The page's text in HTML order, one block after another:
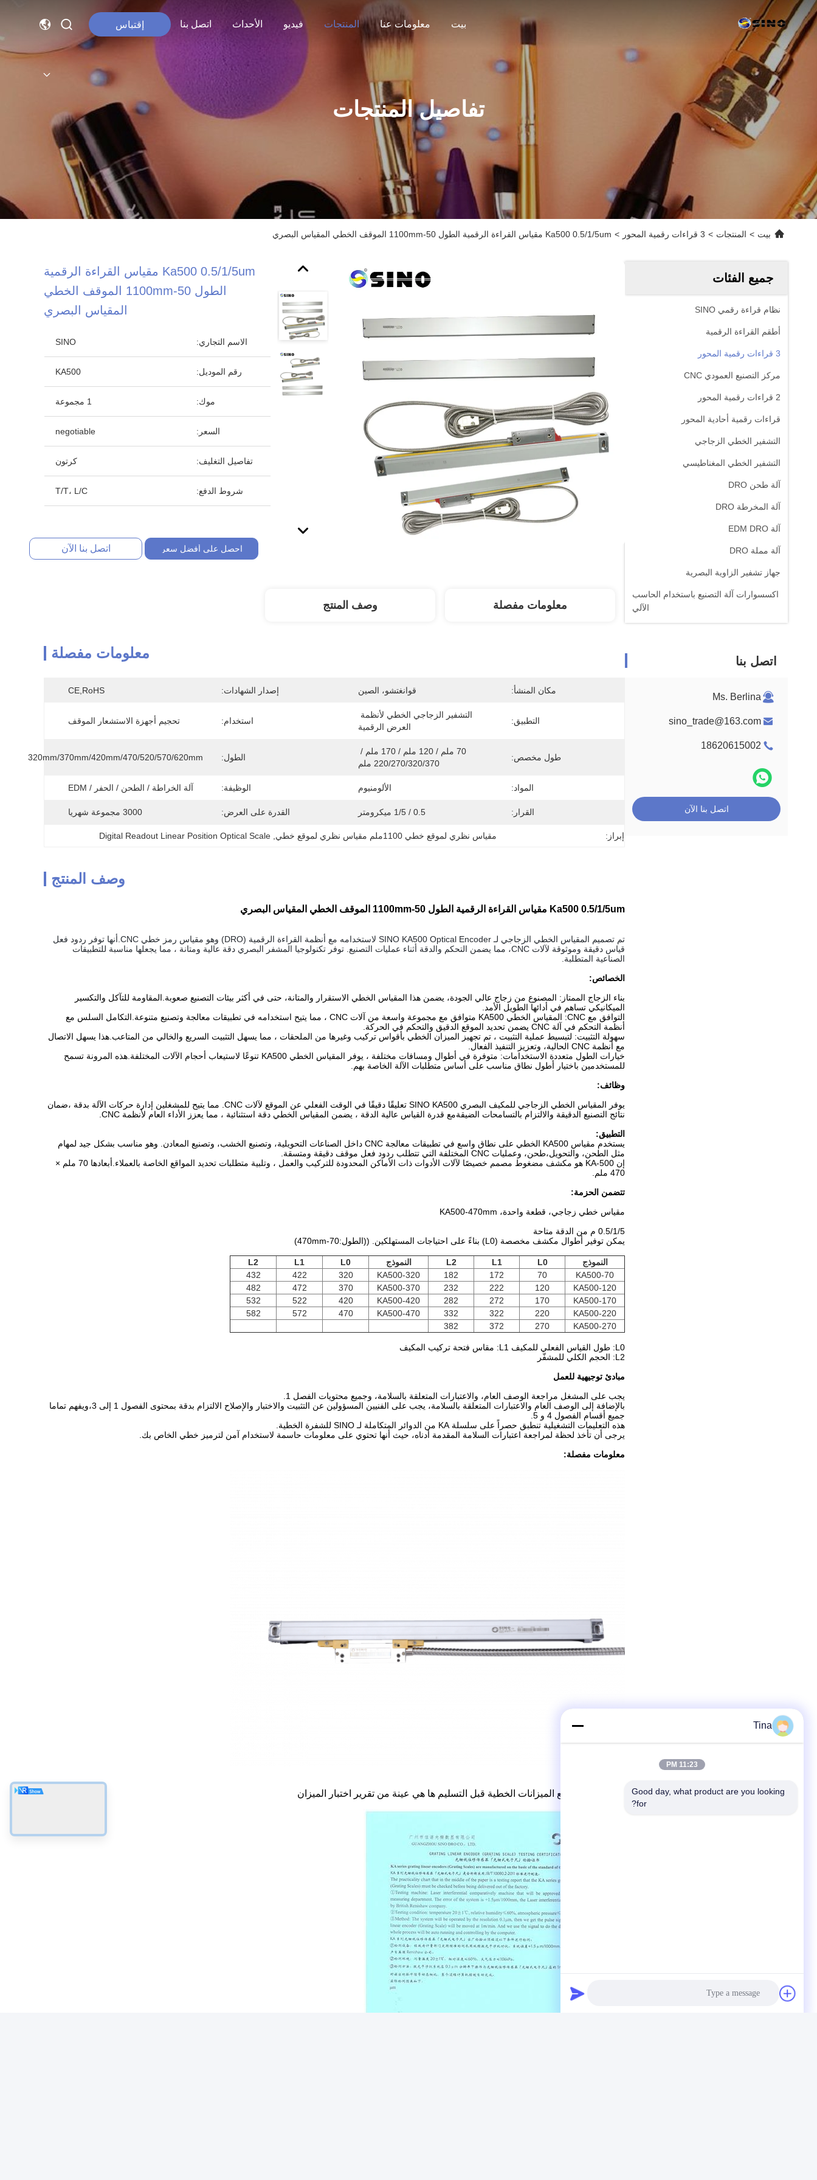
بيت معلومات عنا المنتجات فيديو الأحداث اتصل بنا إقتباس
تفاصيل المنتجات
بيت > المنتجات > 3 قراءات رقمية المحور > Ka500 0.5/1/5um مقياس القراءة الرقمية الطول 50-1100mm الموقف الخطي المقياس البصري
جميع الفئات
نظام قراءة رقمي SINO
أطقم القراءة الرقمية
3 قراءات رقمية المحور
مركز التصنيع العمودي CNC
2 قراءات رقمية المحور
قراءات رقمية أحادية المحور
التشفير الخطي الزجاجي
التشفير الخطي المغناطيسي
آلة طحن DRO
آلة المخرطة DRO
آلة EDM DRO
آلة مملة DRO
جهاز تشفير الزاوية البصرية
اكسسوارات آلة التصنيع باستخدام الحاسب
الآلي
اتصل بنا
Ms. Berlina
sino_trade@163.com
18620615002
اتصل بنا الآن
Ka500 0.5/1/5um مقياس القراءة الرقمية
الطول 50-1100mm الموقف الخطي
المقياس البصري
الاسم التجاري: SINO
رقم الموديل: KA500
موك: 1 مجموعة
السعر: negotiable
تفاصيل التغليف: كرتون
شروط الدفع: T/T، L/C
احصل على أفضل سعر اتصل بنا الآن
معلومات مفصلة وصف المنتج
معلومات مفصلة
مكان المنشأ: قوانغتشو، الصين إصدار الشهادات: CE,RoHS
التطبيق:
العرض الرقمية
استخدام: تحجيم أجهزة الاستشعار الموقف
طول مخصص:
220/270/320/370 ملم
الطول: 320mm/370mm/420mm/470/520/570/620mm
المواد: الألومنيوم الوظيفة: آلة الخراطة / الطحن / الحفر / EDM
القرار: 0.5 / 1/5 ميكرومتر القدرة على العرض: 3000 مجموعة شهريا
إبراز: مقياس نظري لموقع خطي 1100ملم مقياس نظري لموقع خطي ,
Digital Readout Linear Position Optical Scale
وصف المنتج
Ka500 0.5/1/5um مقياس القراءة الرقمية الطول 50-1100mm الموقف الخطي المقياس البصري
تم تصميم المقياس الخطي الزجاجي لـ SINO KA500 Optical Encoder لاستخدامه مع أنظمة القراءة الرقمية (DRO) وهو مقياس رمز خطي CNC.أنها توفر ردود فعل
قياس دقيقة وموثوقة لآلات CNC، مما يضمن التحكم والدقة أثناء عمليات التصنيع. توفر تكنولوجيا المشفر البصري دقة عالية ومتانة ، مما يجعلها مناسبة للتطبيقات
الصناعية المتطلبة.
الخصائص:
بناء الزجاج الممتاز: المصنوع من زجاج عالي الجودة، يضمن هذا المقياس الخطي الاستقرار والمتانة، حتى في أكثر بيئات التصنيع صعوبة.المقاومة للتآكل والتكسير
الميكانيكي تساهم في أدائها الطويل الأمد.
التوافق مع CNC: المقياس الخطي KA500 متوافق مع مجموعة واسعة من آلات CNC ، مما يتيح استخدامه في تطبيقات معالجة وتصنيع متنوعة.التكامل السلس مع
أنظمة التحكم في آلة CNC يضمن تحديد الموقع الدقيق والتحكم في الحركة.
سهولة التثبيت: لتبسيط عملية التثبيت ، تم تجهيز الميزان الخطي بأقواس تركيب وغيرها من الملحقات ، مما يسهل التثبيت السريع والخالي من المتاعب.هذا يسهل الاتصال
مع أنظمة CNC الحالية، وتعزيز التنفيذ الفعال.
خيارات الطول متعددة الاستخدامات: متوفرة في أطوال ومسافات مختلفة ، يوفر المقياس الخطي KA500 تنوعًا لاستيعاب أحجام الآلات المختلفة.هذه المرونة تسمح
للمستخدمين باختيار أطول نطاق مناسب على أساس متطلبات الآلة الخاصة بهم.
وظائف:
يوفر المقياس الخطي الزجاجي للمكيف البصري SINO KA500 تعليقًا دقيقًا في الوقت الفعلي عن الموقع لآلات CNC. مما يتيح للمشغلين إدارة حركات الآلة بدقة ،ضمان
نتائج التصنيع الدقيقة والالتزام بالتسامحات الضيقةمع قدرة القياس عالية الدقة ، يضمن المقياس الخطي دقة استثنائية ، مما يعزز الأداء العام لأنظمة CNC.
التطبيق:
يستخدم مقياس KA500 الخطي على نطاق واسع في تطبيقات معالجة CNC داخل الصناعات التحويلية، وتصنيع الخشب، وتصنيع المعادن. وهو مناسب بشكل جيد لمهام
مثل الطحن، والتحويل،طحن، وعمليات CNC المختلفة التي تتطلب ردود فعل موقف دقيقة ومتسقة.
إن KA-500 هو مكشف مضغوط مصمم خصيصًا لآلات الأدوات ذات الأماكن المحدودة للتركيب والعمل ، وتلبية متطلبات تحديد المواقع الخاصة بالعملاء.أبعادها 70 ملم ×
470 ملم.
تتضمن الحزمة:
مقياس خطي زجاجي، قطعة واحدة، KA500-470mm
0.5/1/5 م من الدقة متاحة
يمكن توفير أطوال مكشف مخصصة (L0) بناءً على احتياجات المستهلكين. ((الطول:70-470mm)
النموذج L0
L1
L2 النموذج L0
L1
L2
KA500-70
70
172
182
KA500-320
320
422
432
KA500-120
120
222
232
KA500-370
370
472
482
KA500-170
170
272
282
KA500-420
420
522
532
KA500-220
220
322
332
KA500-470
470
572
582
KA500-270
270
372
382
L0: طول القياس الفعلي للمكيف L1: مقاس فتحة تركيب المكيف
L2: الحجم الكلي للمشفّر
مبادئ توجيهية للعمل
يجب على المشغل مراجعة الوصف العام، والاعتبارات المتعلقة بالسلامة، وجميع محتويات الفصل 1.
بالإضافة إلى الوصف العام والاعتبارات المتعلقة بالسلامة، يجب على الفنيين المسؤولين عن التثبيت والاختبار والإصلاح الالتزام بدقة بمحتوى الفصول 1 إلى 3،ويفهم تماما
جميع أقسام الفصول 4 و 5.
هذه التعليمات التشغيلية تنطبق حصراً على سلسلة KA من الدوائر المتكاملة لـ SINO للشفرة الخطية.
يرجى أن تأخذ لحظة لمراجعة اعتبارات السلامة المقدمة أدناه، حيث أنها تحتوي على معلومات حاسمة لاستخدام آمن لترميز خطي الخاص بك.
معلومات مفصلة:
سيتم اختبار جميع الميزانات الخطية قبل التسليم ها هي عينة من تقرير اختبار الميزان
Tina
11:23 PM
Good day, what product are you looking
for?